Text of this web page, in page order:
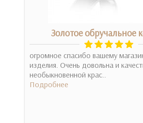
Золотое обручальное
огромное спасибо вашему
изделия. Очень довольна и
необыкновенной крас..
Подробнее